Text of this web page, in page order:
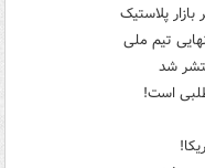
پلاستیک
شد
است!